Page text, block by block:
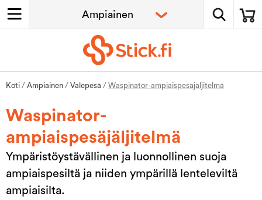
Koti / Ampiainen / Valepesä / Waspinator-ampiaispesäjäljitelmä
Waspinator-
ampiaispesäjäljitelmä
Ympäristöystävällinen ja luonnollinen suoja
ampiaispesiltä ja niiden ympärillä lenteleviltä
ampiaisilta.